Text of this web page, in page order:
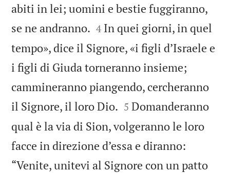
abiti in lei; uomini e bestie fuggiranno,
se ne andranno. 

4 In quei giorni, in quel
tempo», dice il Signore, «i figli d’Israele e
i figli di Giuda torneranno insieme;
cammineranno piangendo, cercheranno
il Signore, il loro Dio. 

5 Domanderanno
qual è la via di Sion, volgeranno le loro
facce in direzione d’essa e diranno:
“Venite, unitevi al Signore con un patto